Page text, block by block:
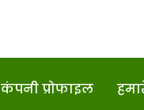
कंपनी प्रोफाइल